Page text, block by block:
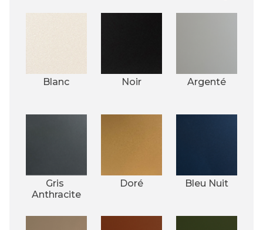
Blanc Noir Argenté
Gris
Anthracite
Doré Bleu Nuit